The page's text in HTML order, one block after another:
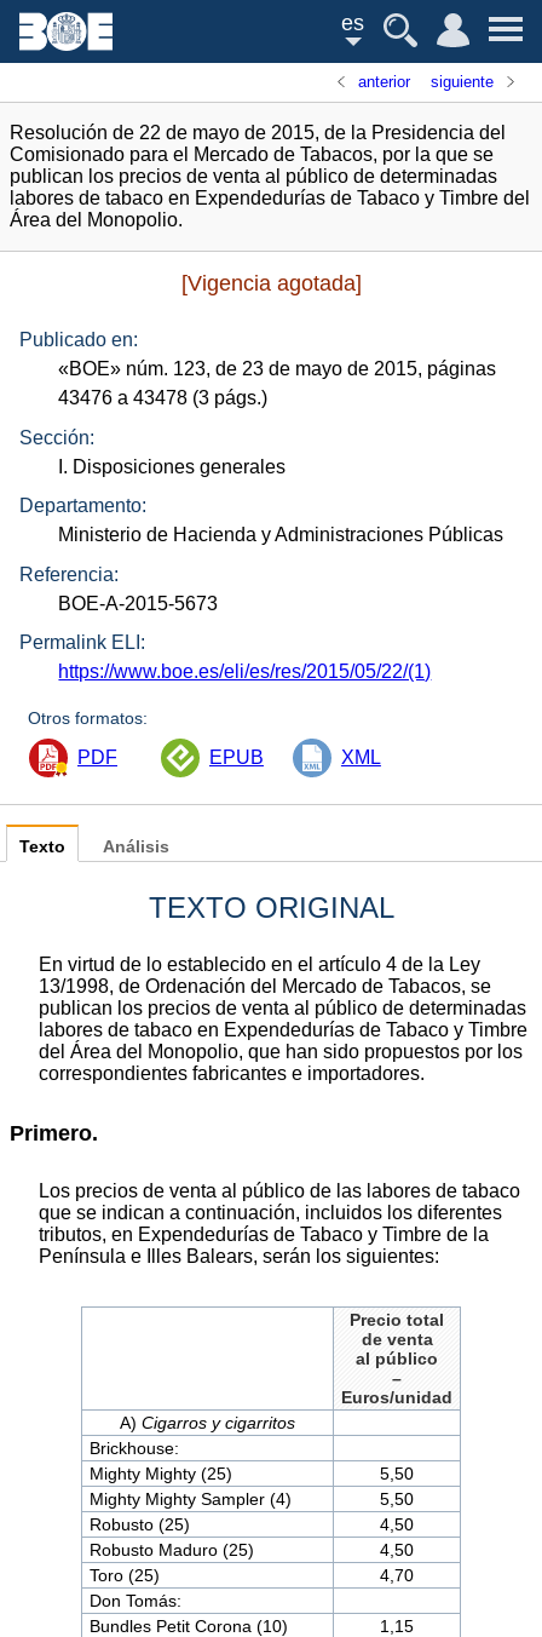
es
anterior siguiente
Resolución de 22 de mayo de 2015, de la Presidencia del
Comisionado para el Mercado de Tabacos, por la que se
publican los precios de venta al público de determinadas
labores de tabaco en Expendedurías de Tabaco y Timbre del
Área del Monopolio.
[Vigencia agotada]
Publicado en:
«BOE» núm. 123, de 23 de mayo de 2015, páginas
43476 a 43478 (3 págs.)
Sección:
I. Disposiciones generales
Departamento:
Ministerio de Hacienda y Administraciones Públicas
Referencia:
BOE-A-2015-5673
Permalink ELI:
https://www.boe.es/eli/es/res/2015/05/22/(1)
Otros formatos:
PDF EPUB XML
Texto
TEXTO ORIGINAL
En virtud de lo establecido en el artículo 4 de la Ley
13/1998, de Ordenación del Mercado de Tabacos, se
publican los precios de venta al público de determinadas
labores de tabaco en Expendedurías de Tabaco y Timbre
del Área del Monopolio, que han sido propuestos por los
correspondientes fabricantes e importadores.
Primero.
Los precios de venta al público de las labores de tabaco
que se indican a continuación, incluidos los diferentes
tributos, en Expendedurías de Tabaco y Timbre de la
Península e Illes Balears, serán los siguientes:
Precio total
de venta
al público
–
Euros/unidad
A) Cigarros y cigarritos
Brickhouse:
Mighty Mighty (25)
5,50
Mighty Mighty Sampler (4)
5,50
Robusto (25)
4,50
Robusto Maduro (25)
4,50
Toro (25)
4,70
Don Tomás:
Bundles Petit Corona (10)
1,15
Análisis